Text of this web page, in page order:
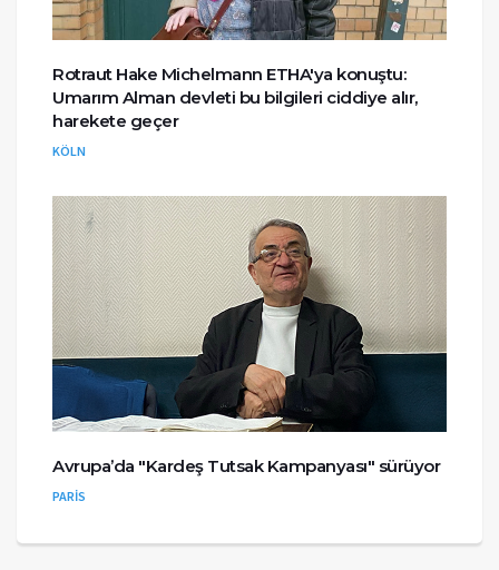
Rotraut Hake Michelmann ETHA'ya konuştu:
Umarım Alman devleti bu bilgileri ciddiye alır,
harekete geçer
KÖLN
Avrupa’da "Kardeş Tutsak Kampanyası" sürüyor
PARİS